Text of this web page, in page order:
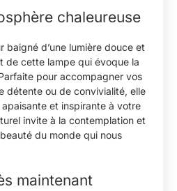
chaleureuse
baigné d’une lumière douce et
de cette lampe qui évoque la
pour accompagner vos
détente ou de convivialité, elle
et inspirante à votre
invite à la contemplation et
du monde qui nous
maintenant